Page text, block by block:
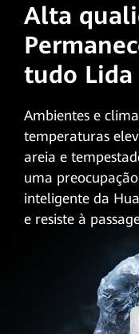
Alta
tudo Lida
Ambientes e
temperaturas
areia e
uma
inteligente da
e resiste à